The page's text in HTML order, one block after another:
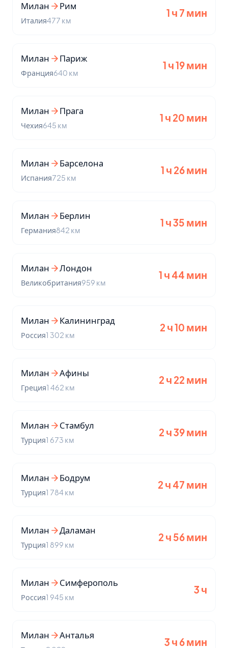
Милан Рим
Италия477 км
1 ч 7 мин
Милан Париж
Франция640 км
1 ч 19 мин
Милан Прага
Чехия645 км
1 ч 20 мин
Милан Барселона
Испания725 км
1 ч 26 мин
Милан Берлин
Германия842 км
1 ч 35 мин
Милан Лондон
Великобритания959 км
1 ч 44 мин
Милан Калининград
Россия1 302 км
2 ч 10 мин
Милан Афины
Греция1 462 км
2 ч 22 мин
Милан Стамбул
Турция1 673 км
2 ч 39 мин
Милан Бодрум
Турция1 784 км
2 ч 47 мин
Милан Даламан
Турция1 899 км
2 ч 56 мин
Милан Симферополь
Россия1 945 км
3 ч
Милан Анталья
3 ч 6 мин